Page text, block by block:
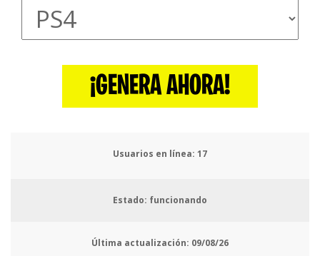
¡GENERA AHORA!
Usuarios en línea: 18
Estado: funcionando
Última actualización: 09/08/26